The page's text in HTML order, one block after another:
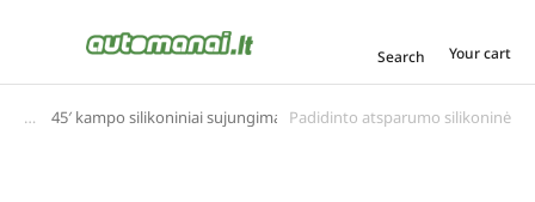
Search Your cart
You are here:
45′ kampo silikoniniai sujungimai Padidinto atsparumo silikoninė